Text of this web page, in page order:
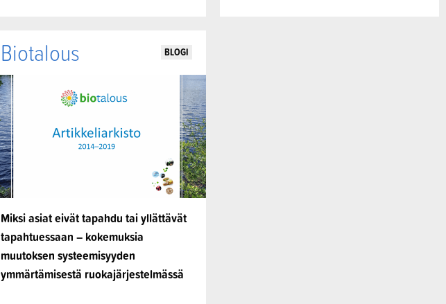
Miksi asiat eivät tapahdu tai yllättävät
tapahtuessaan – kokemuksia
muutoksen systeemisyyden
ymmärtämisestä ruokajärjestelmässä
Biotalous BLOGI